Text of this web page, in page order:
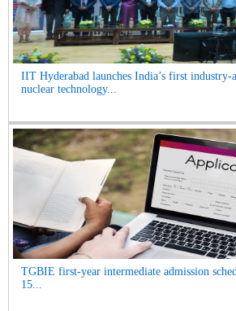
IIT Hyderabad launches India’s first industry-
nuclear technology...
TGBIE first-year intermediate admission
15...